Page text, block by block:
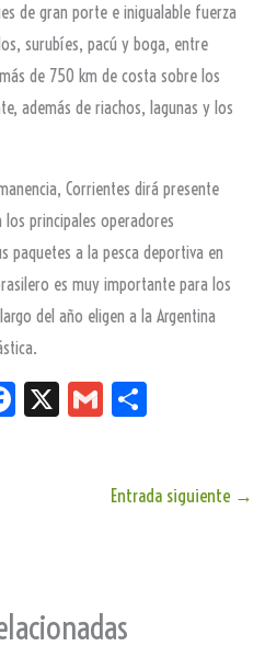
de gran porte e inigualable fuerza
surubíes, pacú y boga, entre
de 750 km de costa sobre los
además de riachos, lagunas y los
Corrientes dirá presente
principales operadores
paquetes a la pesca deportiva en
es muy importante para los
del año eligen a la Argentina
Fa
X
G
Entrada siguiente →